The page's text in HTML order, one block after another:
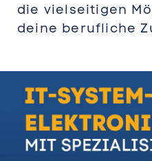
die vielseitigen
deine berufliche